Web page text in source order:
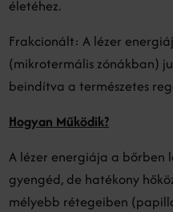
életéhez.
Frakcionált: A lézer
(mikrotermális zónákban)
beindítva a természetes
Hogyan Működik?
A lézer energiája a bőrben
gyengéd, de hatékony
mélyebb rétegeiben